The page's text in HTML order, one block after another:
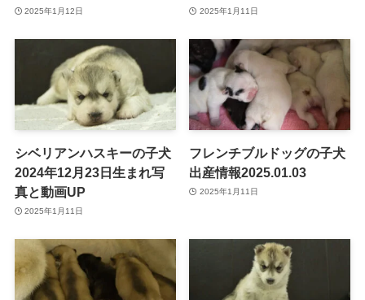
2025年1月12日 2025年1月11日
シベリアンハスキーの子犬
2024年12月23日生まれ写
真と動画UP
2025年1月11日
フレンチブルドッグの子犬
出産情報2025.01.03
2025年1月11日